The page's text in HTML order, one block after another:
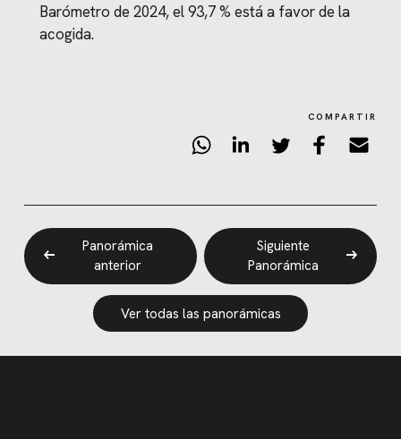
Barómetro de 2024, el 93,7 % está a favor de la
acogida.
COMPARTIR
Panorámica
anterior
Siguiente
Panorámica
Ver todas las panorámicas